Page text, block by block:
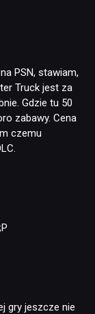
PSN, stawiam,
Truck jest za
Gdzie tu 50
zabawy. Cena
czemu
gry jeszcze nie